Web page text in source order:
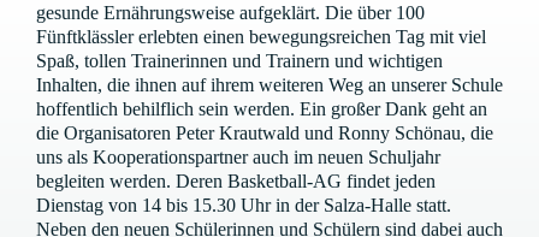
gesunde Ernährungsweise aufgeklärt. Die über 100
Fünftklässler erlebten einen bewegungsreichen Tag mit viel
Spaß, tollen Trainerinnen und Trainern und wichtigen
Inhalten, die ihnen auf ihrem weiteren Weg an unserer Schule
hoffentlich behilflich sein werden. Ein großer Dank geht an
die Organisatoren Peter Krautwald und Ronny Schönau, die
uns als Kooperationspartner auch im neuen Schuljahr
begleiten werden. Deren Basketball-AG findet jeden
Dienstag von 14 bis 15.30 Uhr in der Salza-Halle statt.
Neben den neuen Schülerinnen und Schülern sind dabei auch